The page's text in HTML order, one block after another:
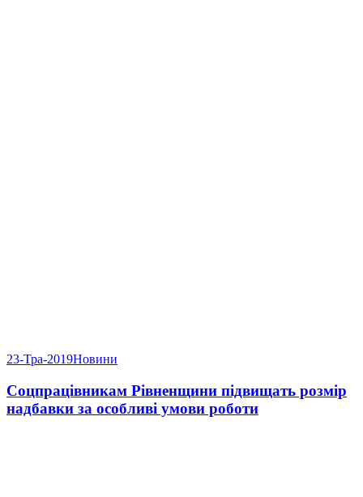
23-Тра-2019Новини
Соцпрацівникам Рівненщини підвищать розмір
надбавки за особливі умови роботи